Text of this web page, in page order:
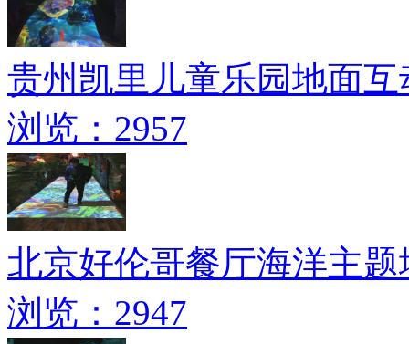
贵州凯里儿童乐园地面互
浏览：2957
北京好伦哥餐厅海洋主
浏览：2947